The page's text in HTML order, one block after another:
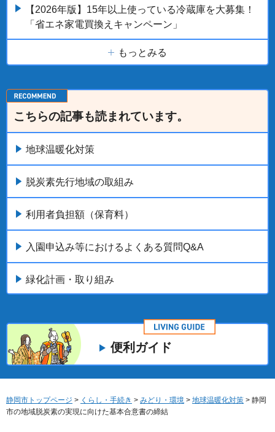
【2026年版】15年以上使っている冷蔵庫を大募集！
「省エネ家電買換えキャンペーン」
もっとみる
こちらの記事も読まれています。
地球温暖化対策
脱炭素先行地域の取組み
利用者負担額（保育料）
入園申込み等におけるよくある質問Q&A
緑化計画・取り組み
便利ガイド
静岡市トップページ > くらし・手続き > みどり・環境 > 地球温暖化対策 > 静岡
市の地域脱炭素の実現に向けた基本合意書の締結